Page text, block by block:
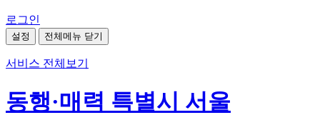
로그인
설정 전체메뉴 닫기
서비스 전체보기
동행·매력 특별시 서울